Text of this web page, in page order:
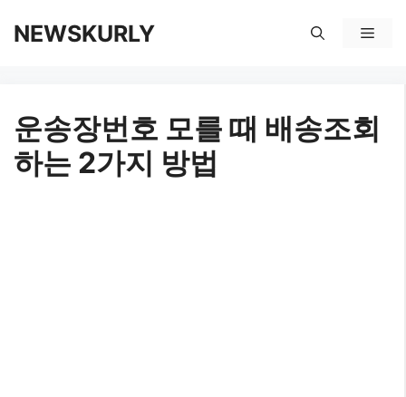
로
건
NEWSKURLY
메
운송장번호 모를 때 배송조회
하는 2가지 방법